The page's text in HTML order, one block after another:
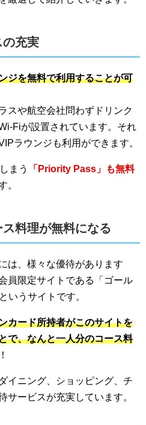
の充実
ジを無料で利用することが可
スや航空会社問わずドリンク
Fiが設置されています。それ
ラウンジも利用ができます。
まう
「Priority Pass」も無料
。
料理が無料になる
は、様々な優待があります
員限定サイトである「ゴール
いうサイトです。
カード所持者がこのサイトを
で、なんと一人分のコース料
イニング、ショッピング、チ
サービスが充実しています。